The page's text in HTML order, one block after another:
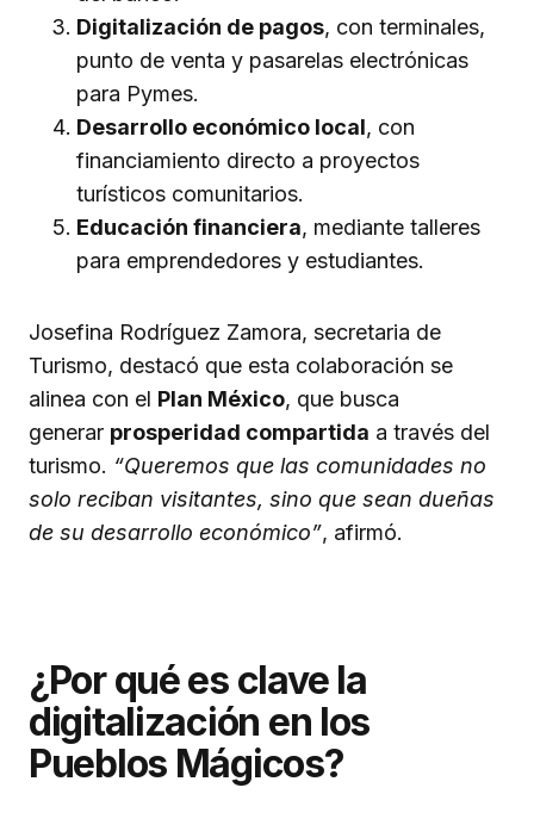
Digitalización de pagos, con terminales,
punto de venta y pasarelas electrónicas
para Pymes.
Desarrollo económico local, con
financiamiento directo a proyectos
turísticos comunitarios.
Educación financiera, mediante talleres
para emprendedores y estudiantes.
Josefina Rodríguez Zamora, secretaria de
Turismo, destacó que esta colaboración se
alinea con el Plan México, que busca
generar prosperidad compartida a través del
turismo. “Queremos que las comunidades no
solo reciban visitantes, sino que sean dueñas
de su desarrollo económico”, afirmó.
¿Por qué es clave la
digitalización en los
Pueblos Mágicos?